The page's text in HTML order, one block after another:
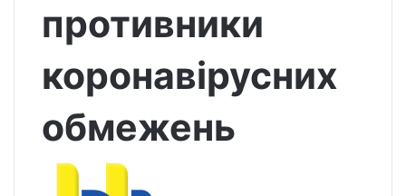
противники
коронавірусних
обмежень